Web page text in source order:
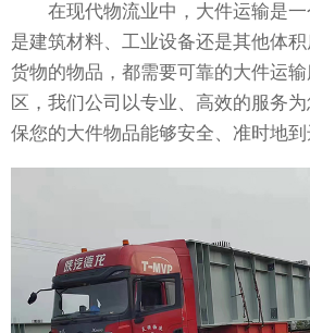
在现代物流业中，大件运输是一
是建筑材料、工业设备还是其他体
货物的物品，都需要可靠的大件运
区，我们公司以专业、高效的服务
保您的大件物品能够安全、准时地到